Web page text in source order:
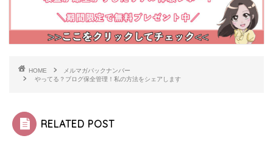
HOME
メルマガバックナンバー
やってる？ブログ保全管理！私の方法をシェアします
RELATED POST